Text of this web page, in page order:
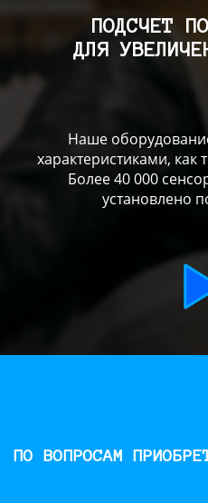
ПОДСЧЕТ
ДЛЯ
Наше
характеристиками, как
Более 40 000
установлено
ПО ВОПРОСАМ